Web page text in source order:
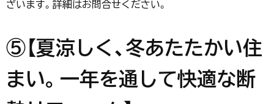
ざいます。詳細はお問合せください。
⑤【夏涼しく、冬あたたかい住
まい。一年を通して快適な断